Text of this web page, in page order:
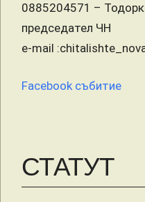
0885204571 –
председател ЧН
e-mail
Facebook събитие
СТАТУТ